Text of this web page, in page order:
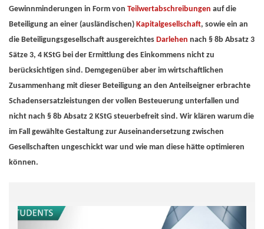
Gewinnminderungen in Form von Teilwertabschreibungen auf die
Beteiligung an einer (ausländischen) Kapitalgesellschaft, sowie ein an
die Beteiligungsgesellschaft ausgereichtes Darlehen nach § 8b Absatz 3
Sätze 3, 4 KStG bei der Ermittlung des Einkommens nicht zu
berücksichtigen sind. Demgegenüber aber im wirtschaftlichen
Zusammenhang mit dieser Beteiligung an den Anteilseigner erbrachte
Schadensersatzleistungen der vollen Besteuerung unterfallen und
nicht nach § 8b Absatz 2 KStG steuerbefreit sind. Wir klären warum die
im Fall gewählte Gestaltung zur Auseinandersetzung zwischen
Gesellschaften ungeschickt war und wie man diese hätte optimieren
können.